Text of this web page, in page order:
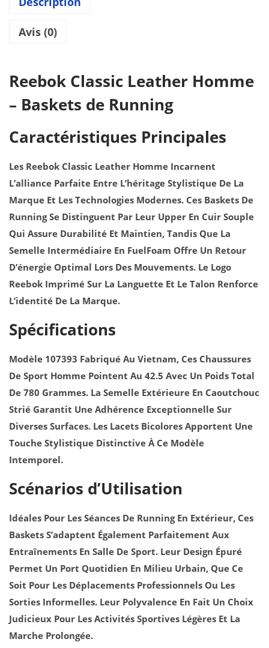
R
E
K
C
A
S
I
C
L
E
A
T
H
E
H
O
M
M
E
B
A
S
E
S
R
U
N
N
I
N
G
Avis (0)
Reebok Classic Leather Homme
– Baskets de Running
Caractéristiques Principales
Les Reebok Classic Leather Homme Incarnent
L’alliance Parfaite Entre L’héritage Stylistique De La
Marque Et Les Technologies Modernes. Ces Baskets De
Running Se Distinguent Par Leur Upper En Cuir Souple
Qui Assure Durabilité Et Maintien, Tandis Que La
Semelle Intermédiaire En FuelFoam Offre Un Retour
D’énergie Optimal Lors Des Mouvements. Le Logo
Reebok Imprimé Sur La Languette Et Le Talon Renforce
L’identité De La Marque.
Spécifications
Modèle 107393 Fabriqué Au Vietnam, Ces Chaussures
De Sport Homme Pointent Au 42.5 Avec Un Poids Total
De 780 Grammes. La Semelle Extérieure En Caoutchouc
Strié Garantit Une Adhérence Exceptionnelle Sur
Diverses Surfaces. Les Lacets Bicolores Apportent Une
Touche Stylistique Distinctive À Ce Modèle
Intemporel.
Scénarios d’Utilisation
Idéales Pour Les Séances De Running En Extérieur, Ces
Baskets S’adaptent Également Parfaitement Aux
Entraînements En Salle De Sport. Leur Design Épuré
Permet Un Port Quotidien En Milieu Urbain, Que Ce
Soit Pour Les Déplacements Professionnels Ou Les
Sorties Informelles. Leur Polyvalence En Fait Un Choix
Judicieux Pour Les Activités Sportives Légères Et La
Marche Prolongée.